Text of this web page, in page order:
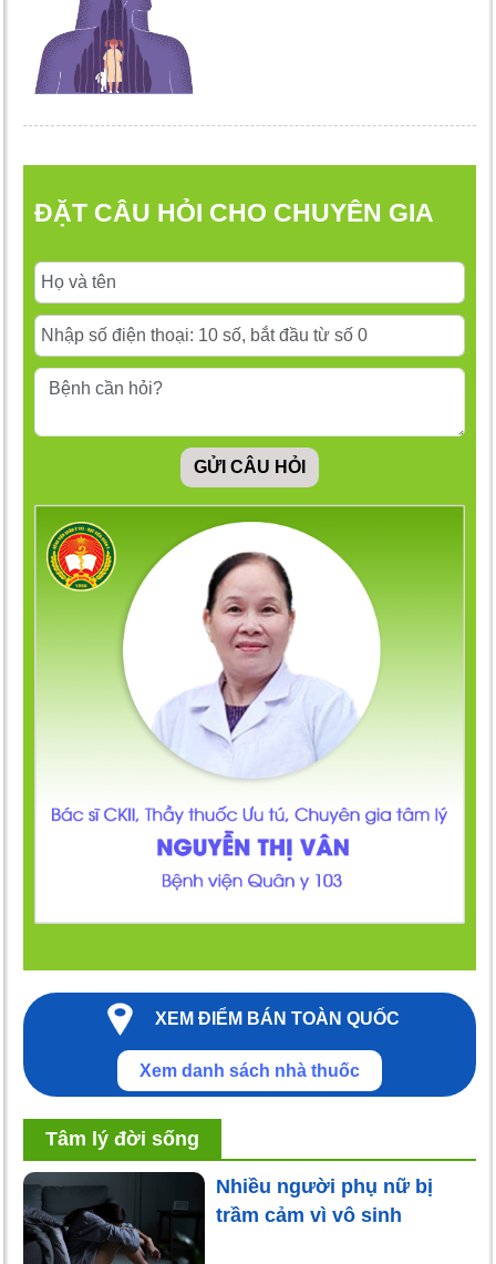
ĐẶT CÂU HỎI CHO CHUYÊN GIA
GỬI CÂU HỎI
XEM ĐIỂM BÁN TOÀN QUỐC
Xem danh sách nhà thuốc
Tâm lý đời sống
Nhiều người phụ nữ bị
trầm cảm vì vô sinh